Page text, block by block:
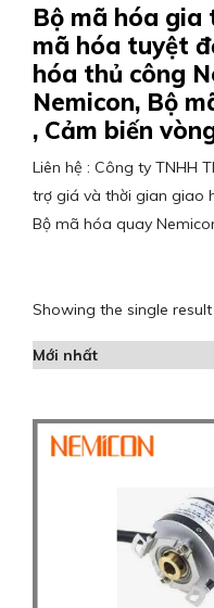
Bộ mã hóa gia
mã hóa tuyệt
hóa thủ công
Nemicon, Bộ
, Cảm biến
Liên hệ : Công ty TNHH
trợ giá và thời gian giao
Bộ mã hóa quay
Showing the single result